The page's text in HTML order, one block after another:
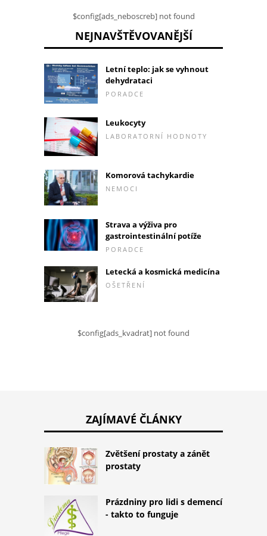
$config[ads_neboscreb] not found
NEJNAVŠTĚVOVANĚJŠÍ
Letní teplo: jak se vyhnout
dehydrataci
PORADCE
Leukocyty
LABORATORNÍ HODNOTY
Komorová tachykardie
NEMOCI
Strava a výživa pro
gastrointestinální potíže
PORADCE
Letecká a kosmická medicína
OŠETŘENÍ
$config[ads_kvadrat] not found
ZAJÍMAVÉ ČLÁNKY
Zvětšení prostaty a zánět
prostaty
Prázdniny pro lidi s demencí
- takto to funguje